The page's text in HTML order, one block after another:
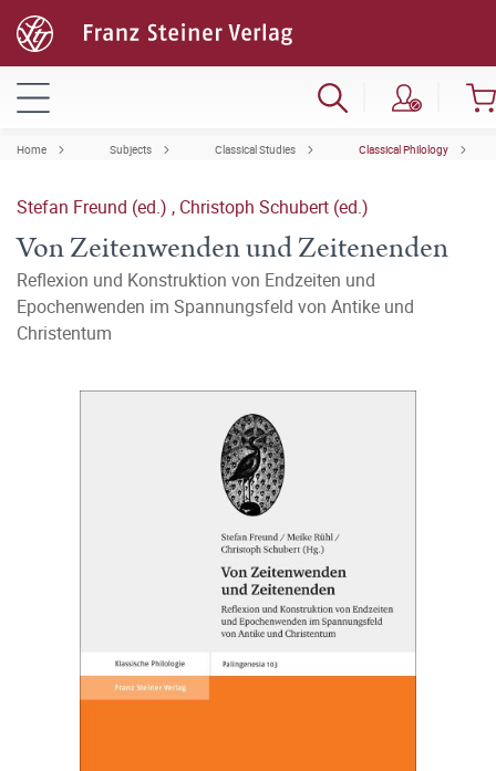
Home Subjects Classical Studies Classical Philology
Stefan Freund (ed.) , Christoph Schubert (ed.)
Von Zeitenwenden und Zeitenenden
Reflexion und Konstruktion von Endzeiten und
Epochenwenden im Spannungsfeld von Antike und
Christentum